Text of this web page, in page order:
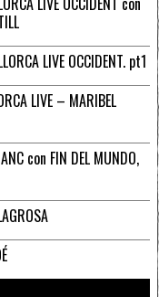
LIVE OCCIDENT. pt1
LIVE – MARIBEL
con FIN DEL MUNDO,